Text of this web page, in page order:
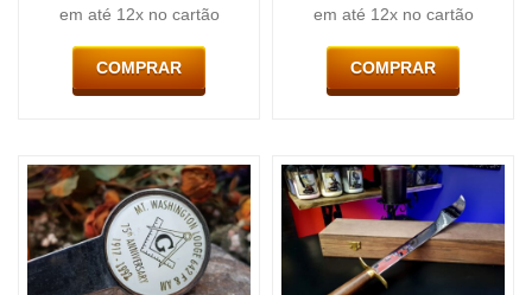
em até 12x no cartão
COMPRAR
em até 12x no cartão
COMPRAR